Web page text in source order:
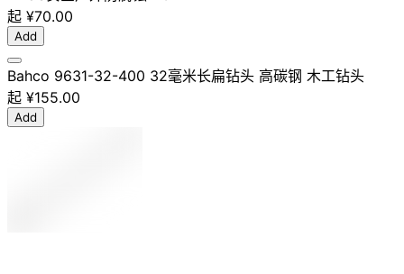
起 ¥70.00
Add
Bahco 9631-32-400 32毫米长扁钻头 高碳钢 木工钻头
起 ¥155.00
Add